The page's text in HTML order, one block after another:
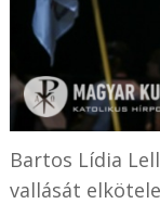
Bartos Lídia
vallását